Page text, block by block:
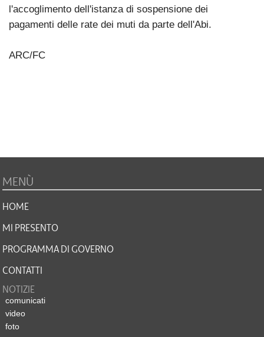
l'accoglimento dell'istanza di sospensione dei
pagamenti delle rate dei muti da parte dell'Abi.
ARC/FC
MENÙ
HOME
MI PRESENTO
PROGRAMMA DI GOVERNO
CONTATTI
NOTIZIE
comunicati
video
foto